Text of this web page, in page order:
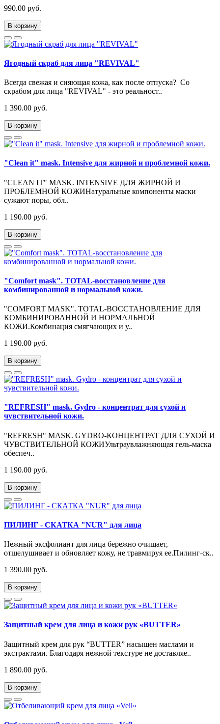
990.00 руб.
В корзину
Ягодный скраб для лица "REVIVAL"
Всегда свежая и сияющая кожа, как после отпуска? Со
скрабом для лица "REVIVAL" - это реальност..
1 390.00 руб.
В корзину
"Clean it" mask. Intensive для жирной и проблемной кожи.
"CLEAN IT" MASK. INTENSIVE ДЛЯ ЖИРНОЙ И
ПРОБЛЕМНОЙ КОЖИНатуральные компоненты маски
сужают поры, обл..
1 190.00 руб.
В корзину
"Comfort mask". TOTAL-восстановление для
комбинированной и нормальной кожи.
"COMFORT MASK". TOTAL-ВОССТАНОВЛЕНИЕ ДЛЯ
КОМБИНИРОВАННОЙ И НОРМАЛЬНОЙ
КОЖИ.Комбинация смягчающих и у..
1 190.00 руб.
В корзину
"REFRESH" mask. Gydro - концентрат для сухой и
чувствительной кожи.
"REFRESH" MASK. GYDRO-КОНЦЕНТРАТ ДЛЯ СУХОЙ И
ЧУВСТВИТЕЛЬНОЙ КОЖИУльтраувлажняющая гель-маска
обеспеч..
1 190.00 руб.
В корзину
ПИЛИНГ - СКАТКА "NUR" для лица
Нежный эксфолиант для лица бережно очищает,
отшелушивает и обновляет кожу, не травмируя ее.Пилинг-ск..
1 390.00 руб.
В корзину
Защитный крем для лица и кожи рук «BUTTER»
Защитный крем для рук “BUTTER” насыщен маслами и
экстрактами. Благодаря нежной текстуре не доставляе..
1 890.00 руб.
В корзину